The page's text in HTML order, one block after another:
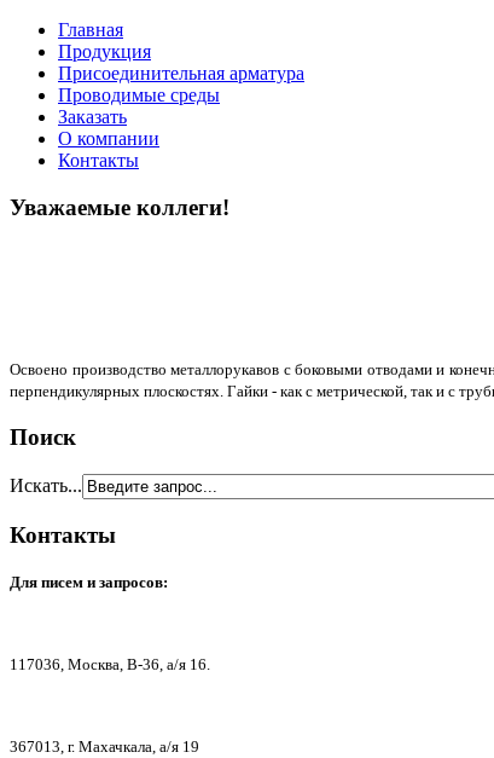
Главная
Продукция
Присоединительная арматура
Проводимые среды
Заказать
О компании
Контакты
Уважаемые коллеги!
Освоено производство металлорукавов с боковыми отводами и
перпендикулярных плоскостях. Гайки - как с метрической, так и с
Поиск
Искать...
Контакты
Для писем и запросов:
117036, Москва, В-36, а/я 16.
367013, г. Махачкала, а/я 19